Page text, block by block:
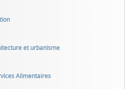
et urbanisme
Alimentaires